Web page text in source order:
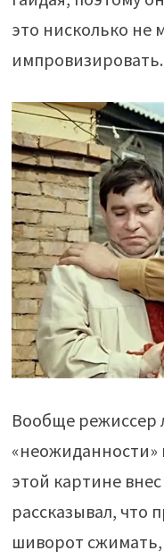
это нисколько не
импровизировать.
Вообще режиссер
«неожиданности»
этой картине
рассказывал, что
шиворот